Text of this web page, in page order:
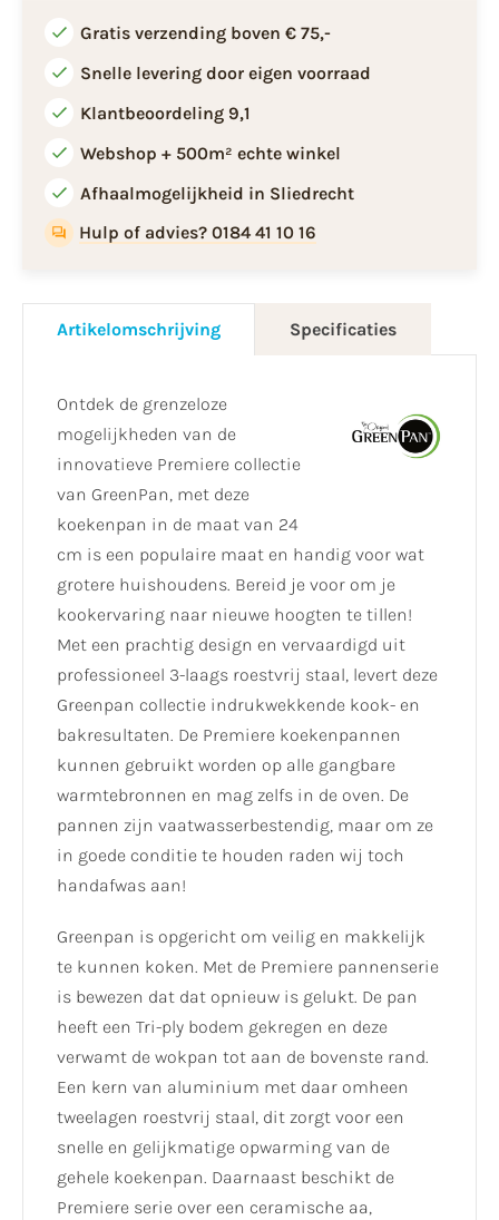
Gratis verzending boven € 75,-
Snelle levering door eigen voorraad
Klantbeoordeling 9,1
Webshop + 500m² echte winkel
Afhaalmogelijkheid in Sliedrecht
Hulp of advies? 0184 41 10 16
Artikelomschrijving Specificaties
Ontdek de grenzeloze
mogelijkheden van de
innovatieve Premiere collectie
van GreenPan, met deze
koekenpan in de maat van 24
cm is een populaire maat en handig voor wat
grotere huishoudens. Bereid je voor om je
kookervaring naar nieuwe hoogten te tillen!
Met een prachtig design en vervaardigd uit
professioneel 3-laags roestvrij staal, levert deze
Greenpan collectie indrukwekkende kook- en
bakresultaten. De Premiere koekenpannen
kunnen gebruikt worden op alle gangbare
warmtebronnen en mag zelfs in de oven. De
pannen zijn vaatwasserbestendig, maar om ze
in goede conditie te houden raden wij toch
handafwas aan!
Greenpan is opgericht om veilig en makkelijk
te kunnen koken. Met de Premiere pannenserie
is bewezen dat dat opnieuw is gelukt. De pan
heeft een Tri-ply bodem gekregen en deze
verwamt de wokpan tot aan de bovenste rand.
Een kern van aluminium met daar omheen
tweelagen roestvrij staal, dit zorgt voor een
snelle en gelijkmatige opwarming van de
gehele koekenpan. Daarnaast beschikt de
Premiere serie over een ceramische aa,